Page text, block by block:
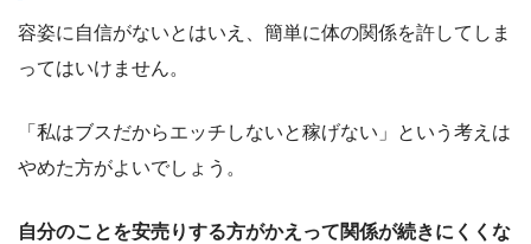
容姿に自信がないとはいえ、簡単に体の関係を許してしま
ってはいけません。
「私はブスだからエッチしないと稼げない」という考えは
やめた方がよいでしょう。
自分のことを安売りする方がかえって関係が続きにくくな